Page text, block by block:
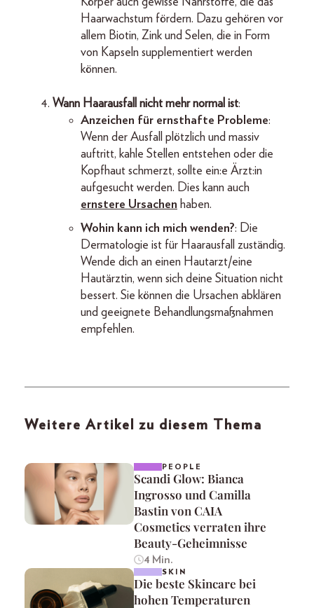
Haarwachstum fördern. Dazu gehören vor
allem Biotin, Zink und Selen, die in Form
von Kapseln supplementiert werden
können.
Wann Haarausfall nicht mehr normal ist:
Anzeichen für ernsthafte Probleme:
Wenn der Ausfall plötzlich und massiv
auftritt, kahle Stellen entstehen oder die
Kopfhaut schmerzt, sollte ein:e Ärzt:in
aufgesucht werden. Dies kann auch
ernstere Ursachen haben.
Wohin kann ich mich wenden?: Die
Dermatologie ist für Haarausfall zuständig.
Wende dich an einen Hautarzt/eine
Hautärztin, wenn sich deine Situation nicht
bessert. Sie können die Ursachen abklären
und geeignete Behandlungsmaßnahmen
empfehlen.
Weitere Artikel zu diesem Thema
PEOPLE
Scandi Glow: Bianca
Ingrosso und Camilla
Bastin von CAIA
Cosmetics verraten ihre
Beauty-Geheimnisse
4 Min.
SKIN
Die beste Skincare bei
hohen Temperaturen